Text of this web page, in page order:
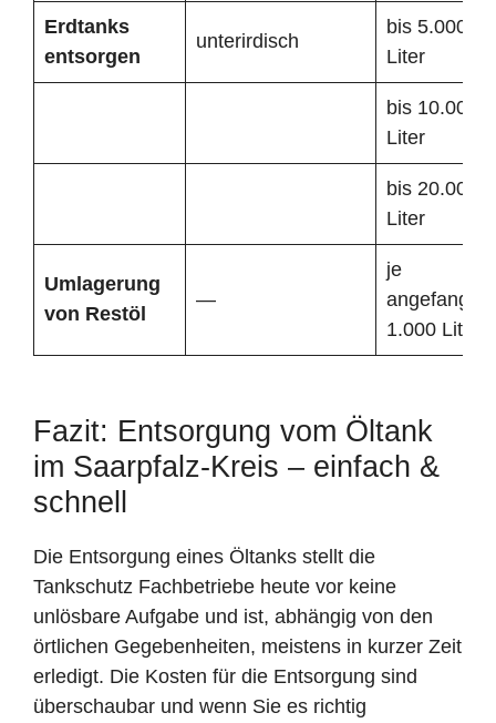
Erdtanks
entsorgen
unterirdisch
bis 5.000
Liter
bis 10.000
Liter
bis 20.000
Liter
Umlagerung
von Restöl
—
je
1.000 Liter
Fazit: Entsorgung vom Öltank
im Saarpfalz-Kreis – einfach &
schnell
Die Entsorgung eines Öltanks stellt die
Tankschutz Fachbetriebe heute vor keine
unlösbare Aufgabe und ist, abhängig von den
örtlichen Gegebenheiten, meistens in kurzer Zeit
erledigt. Die Kosten für die Entsorgung sind
überschaubar und wenn Sie es richtig